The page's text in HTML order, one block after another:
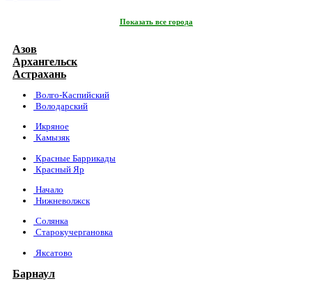
Показать все города
Азов
Архангельск
Астрахань
Волго-Каспийский
Володарский
Икряное
Камызяк
Красные Баррикады
Красный Яр
Начало
Нижневолжск
Солянка
Старокучергановка
Яксатово
Барнаул